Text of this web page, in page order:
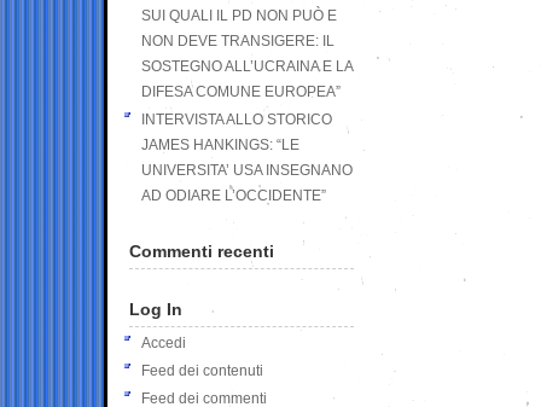
SUI QUALI IL PD NON PUÒ E
NON DEVE TRANSIGERE: IL
SOSTEGNO ALL’UCRAINA E LA
DIFESA COMUNE EUROPEA”
INTERVISTA ALLO STORICO
JAMES HANKINGS: “LE
UNIVERSITA’ USA INSEGNANO
AD ODIARE L’OCCIDENTE”
Commenti recenti
Log In
Accedi
Feed dei contenuti
Feed dei commenti